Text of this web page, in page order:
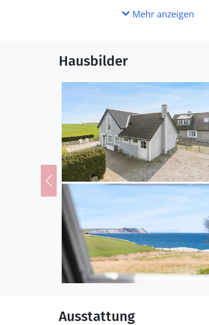
berichten sich bei
können. Ein
der Umgebung,
Regnskov. Der
wird die ganze
Bjerge, die schönen
zweitgrößte
Mehr anzeigen
Hausbilder
Ausstattung